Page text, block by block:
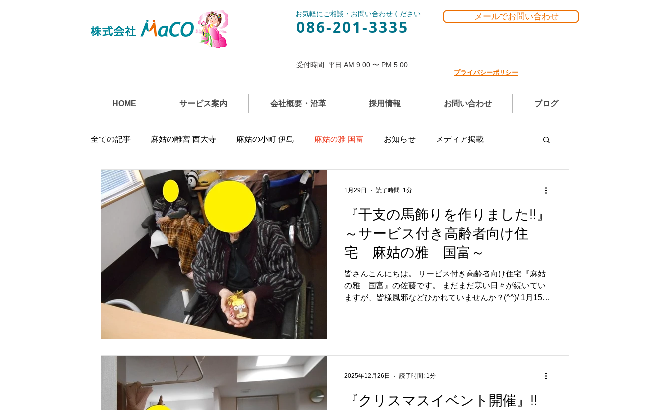
086-201-3335
お気軽にご相談・お問い合わせください
受付時間: 平日 AM 9:00 〜 PM 5:00
メールでお問い合わせ
プライバシーポリシー
HOME サービス案内 会社概要・沿革 採用情報 お問い合わせ ブログ
全ての記事 麻姑の離宮 西大寺 麻姑の小町 伊島 麻姑の雅 国富 お知らせ メディア掲載
『干支の馬飾りを作りました!!』
～サービス付き高齢者向け住
宅 麻姑の雅 国富～
皆さんこんにちは。 サービス付き高齢者向け住宅『麻姑
の雅 国富』の佐藤です。 まだまだ寒い日々が続いてい
ますが、皆様風邪などひかれていませんか？(^^)/ 1月15日
やつは皆様よりリクエストの多かった、大手饅頭を召し
お祝いをさせて頂きました。 4名の方、おめでとうござい
ます。(^_-)-☆ 来月は、節分なので豆撒きイベントを予定
しています。 次回のブログでは、その時の様子をお届け
1月29日 読了時間: 1分
『クリスマスイベント開催』!!
2025年12月26日 読了時間: 1分